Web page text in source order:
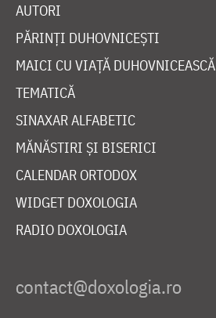
AUTORI
PĂRINȚI DUHOVNICEȘTI
MAICI CU VIAȚĂ DUHOVNICEASCĂ
TEMATICĂ
SINAXAR ALFABETIC
MĂNĂSTIRI ȘI BISERICI
CALENDAR ORTODOX
WIDGET DOXOLOGIA
RADIO DOXOLOGIA